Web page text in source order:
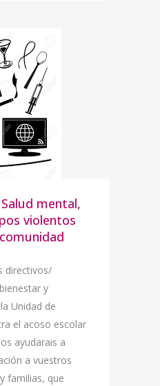
mental,
violentos
directivos/
y
Unidad de
el acoso escolar
ayudarais a
a vuestros
familias, que